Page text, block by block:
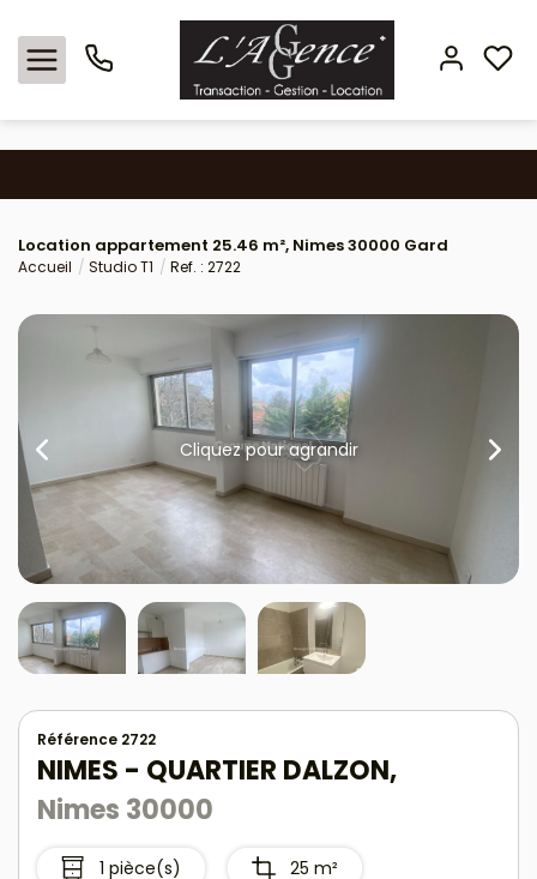
Nos offres
Locations
L'agence
Estimation
Avis clients
Location appartement 25.46 m², Nimes 30000 Gard
Accueil Studio T1 Ref. : 2722
Cliquez pour agrandir
Référence 2722
NIMES - QUARTIER DALZON,
Nimes 30000
1 pièce(s) 25 m²